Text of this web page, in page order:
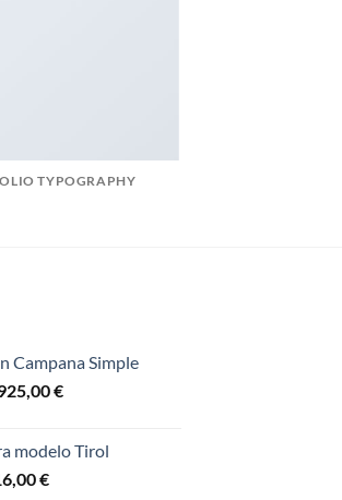
TYPOGRAPHY
Campana Simple
€Rango
desde
modelo Tirol
€Rango